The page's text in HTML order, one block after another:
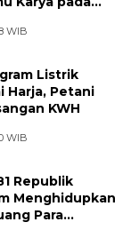
WIB
Listrik
Harja, Petani
KWH
WIB
Republik
Menghidupkan
Para